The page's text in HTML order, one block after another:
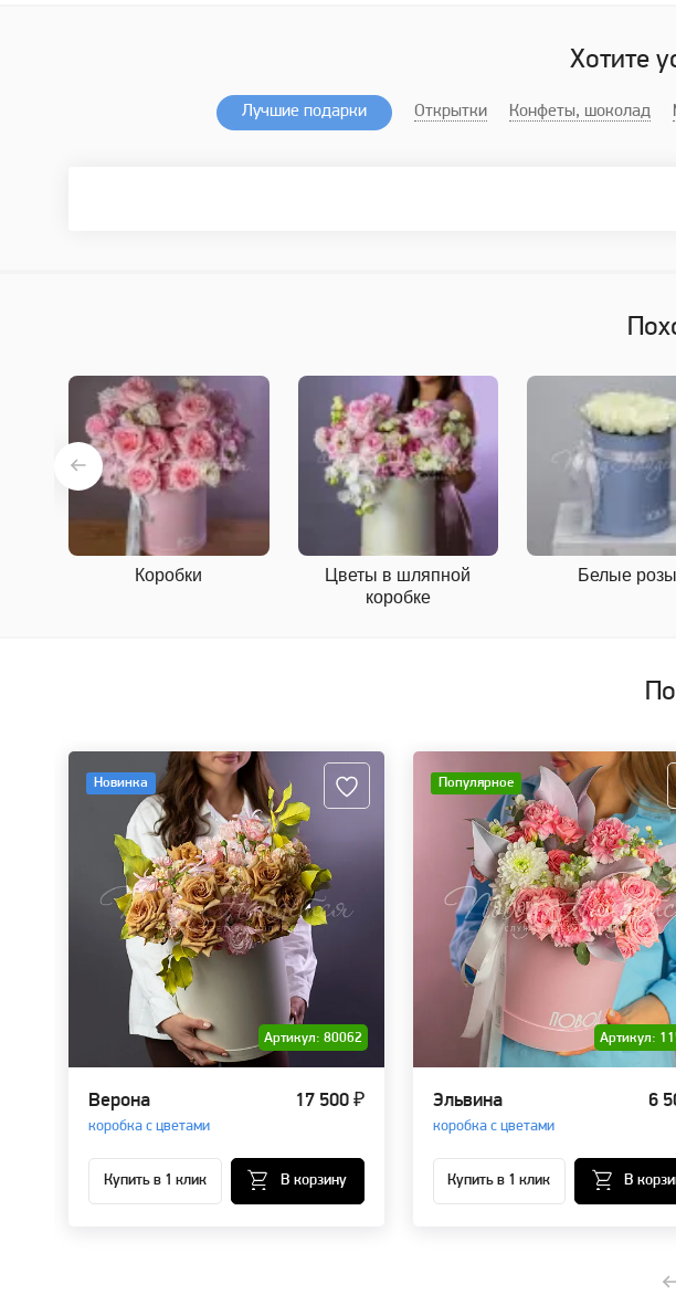
Хотите
Лучшие подарки Открытки Конфеты, шоколад
Коробки
Цветы в шляпной
коробке
Белые розы
Новинка
Артикул: 80062
Верона
коробка с цветами
17 500 ₽
Купить в 1 клик В корзину
Популярное
Артикул:
Эльвина
коробка с цветами
6
Купить в 1 клик В